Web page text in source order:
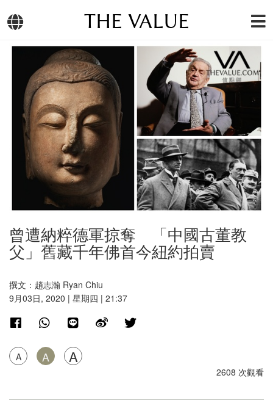
THE VALUE
曾遭納粹德軍掠奪 「中國古董教
父」舊藏千年佛首今紐約拍賣
撰文：趙志瀚 Ryan Chiu
9月03日, 2020 | 星期四 | 21:37
A A A
2608 次觀看